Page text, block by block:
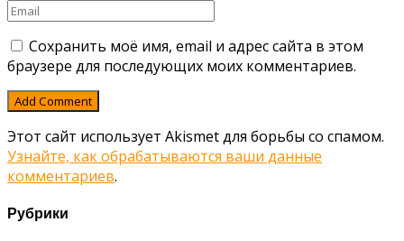
Сохранить моё имя, email и адрес сайта в этом
браузере для последующих моих комментариев.
Этот сайт использует Akismet для борьбы со спамом.
Узнайте, как обрабатываются ваши данные
комментариев.
Рубрики